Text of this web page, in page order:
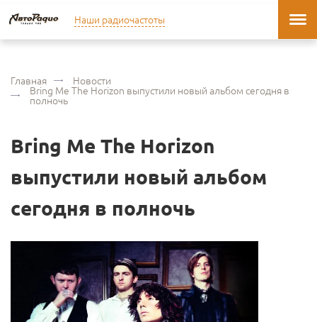
Наши радиочастоты
Главная Новости
Bring Me The Horizon выпустили новый альбом сегодня в
полночь
Bring Me The Horizon
выпустили новый альбом
сегодня в полночь